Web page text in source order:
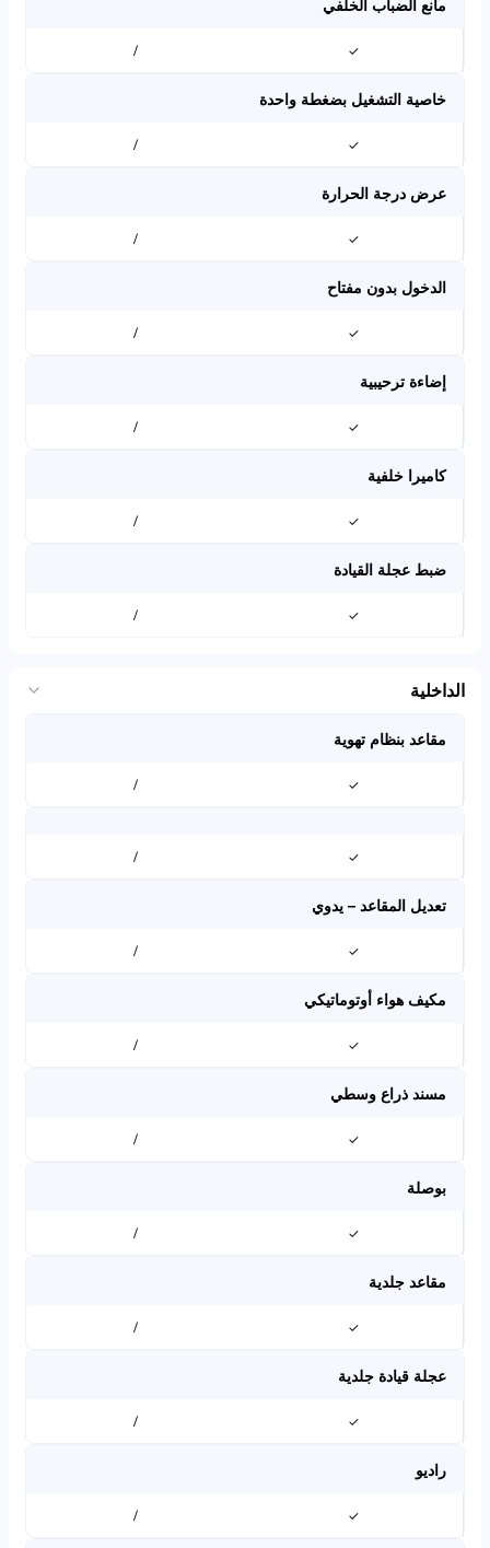
✓
/
خاصية التشغيل بضغطة واحدة
✓
/
عرض درجة الحرارة
✓
/
الدخول بدون مفتاح
✓
/
إضاءة ترحيبية
✓
/
كاميرا خلفية
✓
/
ضبط عجلة القيادة
✓
/
الداخلية
مقاعد بنظام تهوية
✓
/
✓
/
تعديل المقاعد – يدوي
✓
/
مكيف هواء أوتوماتيكي
✓
/
مسند ذراع وسطي
✓
/
بوصلة
✓
/
مقاعد جلدية
✓
/
عجلة قيادة جلدية
✓
/
راديو
✓
/